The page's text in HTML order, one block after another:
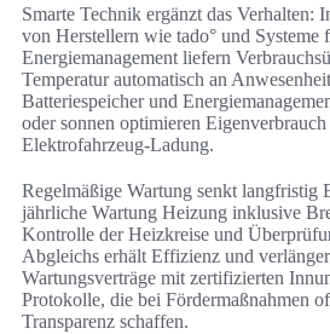
Smarte Technik ergänzt das Verhalten:
von Herstellern wie tado° und Systeme
Energiemanagement liefern
Temperatur automatisch an
Batteriespeicher und
oder sonnen optimieren
Elektrofahrzeug-Ladung.
Regelmäßige Wartung senkt langfristig
jährliche Wartung Heizung inklusive
Kontrolle der Heizkreise und
Abgleichs erhält Effizienz und
Wartungsverträge mit zertifizierten
Protokolle, die bei Fördermaßnahmen
Transparenz schaffen.